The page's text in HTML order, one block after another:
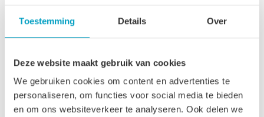
Toestemming Details Over
Deze website maakt gebruik van cookies
We gebruiken cookies om content en advertenties te
personaliseren, om functies voor social media te bieden
en om ons websiteverkeer te analyseren. Ook delen we
toegepast in zorginstellingen. Vergelijkbare benamingen
voor een koudschuim waterdichte matras zijn: Incontinentie
matras.
Let op, door het flexibele materiaal, kunnen matrassen tot
2% afwijken in afmeting. Maatwerk matrassen zijn niet